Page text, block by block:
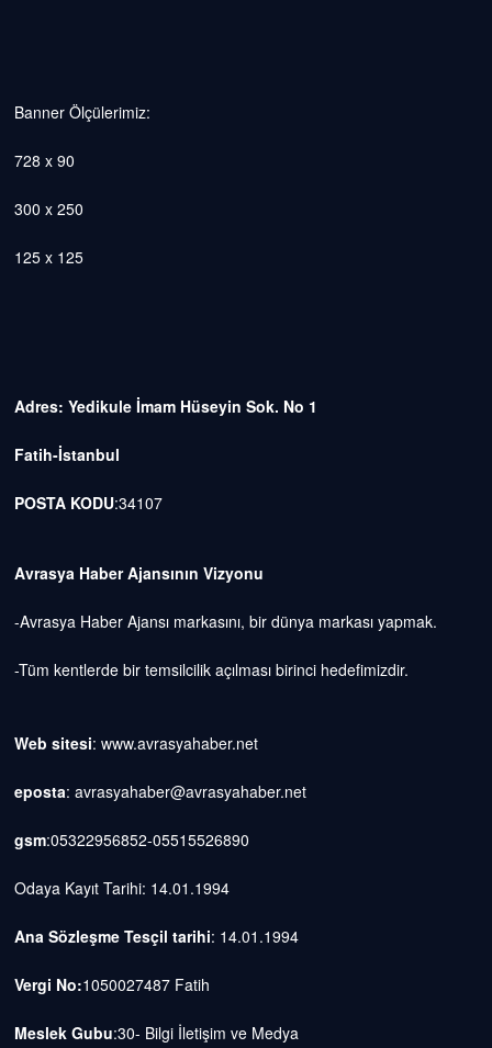
Banner Ölçülerimiz:
728 x 90
300 x 250
125 x 125
Adres: Yedikule İmam Hüseyin Sok. No 1
Fatih-İstanbul
POSTA KODU:34107
Avrasya Haber Ajansının Vizyonu
-Avrasya Haber Ajansı markasını, bir dünya markası yapmak.
-Tüm kentlerde bir temsilcilik açılması birinci hedefimizdir.
Web sitesi: www.avrasyahaber.net
eposta: avrasyahaber@avrasyahaber.net
gsm:05322956852-05515526890
Odaya Kayıt Tarihi: 14.01.1994
Ana Sözleşme Tesçil tarihi: 14.01.1994
Vergi No:1050027487 Fatih
Meslek Gubu:30- Bilgi İletişim ve Medya